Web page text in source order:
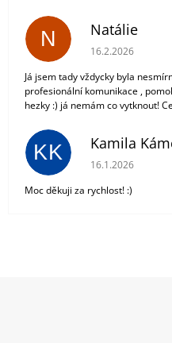
N Natálie
Hodnocení
16.2.2026
Já jsem tady vždycky byla
profesionální komunikace ,
hezky :) já nemám co vytknout!
KK Kamila
Hodnocení
16.1.2026
Moc děkuji za rychlost! :)